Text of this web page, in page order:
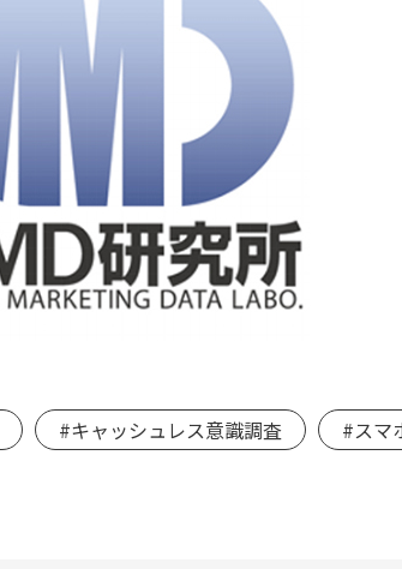
#キャッシュレス意識調査 #スマ